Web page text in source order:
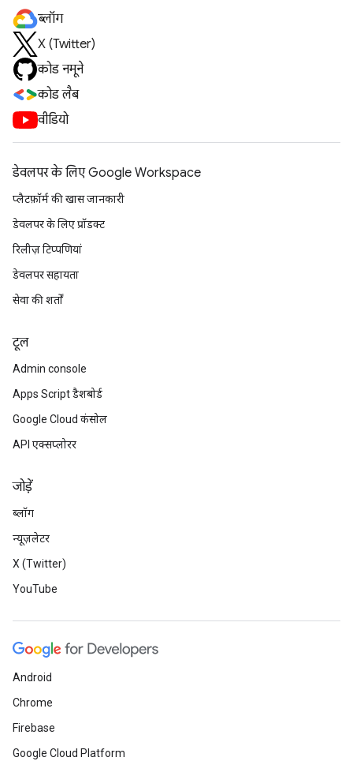
ब्लॉग
X (Twitter)
कोड नमूने
कोड लैब
वीडियो
डेवलपर के लिए Google Workspace
प्लैटफ़ॉर्म की खास जानकारी
डेवलपर के लिए प्रॉडक्ट
रिलीज़ टिप्पणियां
डेवलपर सहायता
सेवा की शर्तों
टूल
Admin console
Apps Script डैशबोर्ड
Google Cloud कंसोल
API एक्सप्लोरर
जोड़ें
ब्लॉग
न्यूज़लेटर
X (Twitter)
YouTube
Android
Chrome
Firebase
Google Cloud Platform